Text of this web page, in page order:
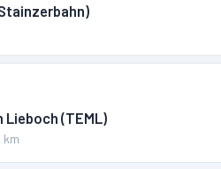
(TEML)
km